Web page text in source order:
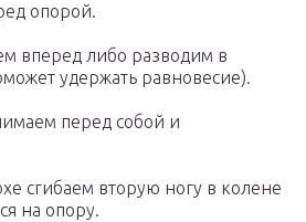
опорой.
вперед либо разводим в
удержать равновесие).
перед собой и
сгибаем вторую ногу в колене
на опору.